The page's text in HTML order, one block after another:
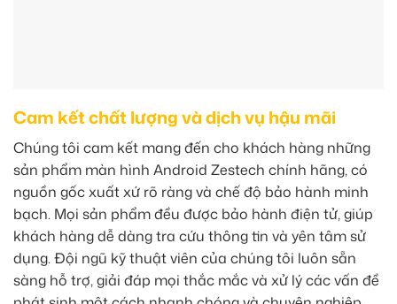
Cam kết chất lượng và dịch vụ hậu mãi
Chúng tôi cam kết mang đến cho khách hàng những
sản phẩm màn hình Android Zestech chính hãng, có
nguồn gốc xuất xứ rõ ràng và chế độ bảo hành minh
bạch. Mọi sản phẩm đều được bảo hành điện tử, giúp
khách hàng dễ dàng tra cứu thông tin và yên tâm sử
dụng. Đội ngũ kỹ thuật viên của chúng tôi luôn sẵn
sàng hỗ trợ, giải đáp mọi thắc mắc và xử lý các vấn đề